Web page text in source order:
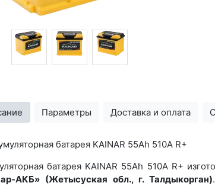
Параметры Доставка и оплата
батарея KAINAR 55Ah 510A R+
батарея KAINAR 55Ah 510A R+
АКБ» (Жетысуская обл., г. Талдыкорган)